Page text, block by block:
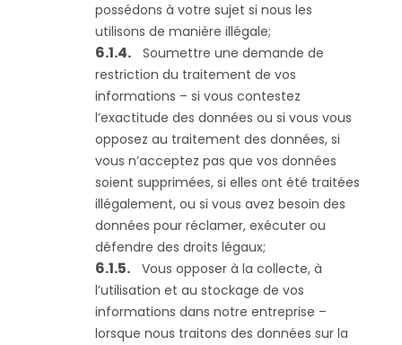
possédons à votre sujet si nous les
utilisons de manière illégale;
Soumettre une demande de
restriction du traitement de vos
informations – si vous contestez
l’exactitude des données ou si vous vous
opposez au traitement des données, si
vous n’acceptez pas que vos données
soient supprimées, si elles ont été traitées
illégalement, ou si vous avez besoin des
données pour réclamer, exécuter ou
défendre des droits légaux;
Vous opposer à la collecte, à
l’utilisation et au stockage de vos
informations dans notre entreprise –
lorsque nous traitons des données sur la